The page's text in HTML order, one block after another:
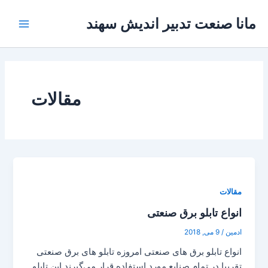
مانا صنعت تدبیر اندیش سهند
مقالات
مقالات
انواع تابلو برق صنعتی
ادمین/9 می, 2018
انواع تابلو برق های صنعتی امروزه تابلو های برق صنعتی